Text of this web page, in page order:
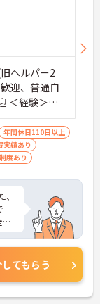
ヘルパー2
迎、普通自
＜経験＞不
年間休日110日以上
実績あり
度あり
、
ら
厚
てもらう